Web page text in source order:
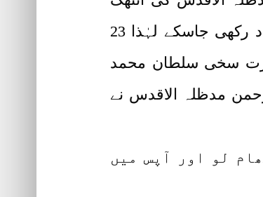
کاوشیںاس نتیجہ پر پہنچ گئیں کہ دنیا بھر میں فقر کی ترویج کے لیے ایک باقاعدہ تحریک کی بنیاد رکھی جاسکے لہٰذا 23
ششم حضرت سخی سلطان محمد
مدظلہ الاقدس نے
لو اور آپس میں